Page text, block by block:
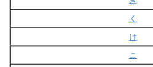
く
け
こ